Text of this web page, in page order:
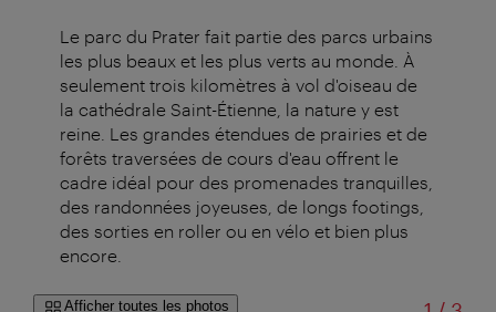
Le parc du Prater fait partie des parcs urbains
les plus beaux et les plus verts au monde. À
seulement trois kilomètres à vol d'oiseau de
la cathédrale Saint-Étienne, la nature y est
reine. Les grandes étendues de prairies et de
forêts traversées de cours d'eau offrent le
cadre idéal pour des promenades tranquilles,
des randonnées joyeuses, de longs footings,
des sorties en roller ou en vélo et bien plus
encore.
Afficher toutes les photos